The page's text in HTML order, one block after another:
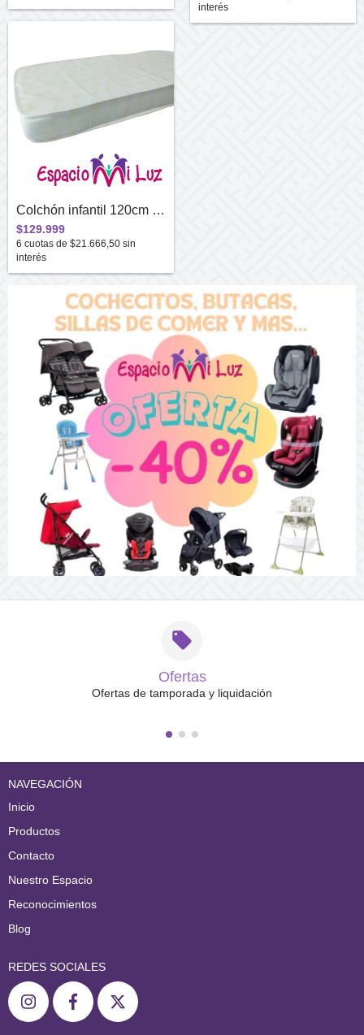
interés
Colchón infantil 120cm x 60cm x 12cm
$129.999
6 cuotas de $21.666,50 sin
interés
Ofertas
Ofertas de tamporada y liquidación
NAVEGACIÓN
Inicio
Productos
Contacto
Nuestro Espacio
Reconocimientos
Blog
REDES SOCIALES